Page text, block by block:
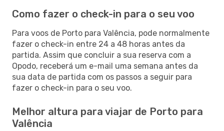
Como fazer o check-in para o seu voo
Para voos de Porto para Valência, pode normalmente
fazer o check-in entre 24 a 48 horas antes da
partida. Assim que concluir a sua reserva com a
Opodo, receberá um e-mail uma semana antes da
sua data de partida com os passos a seguir para
fazer o check-in para o seu voo.
Melhor altura para viajar de Porto para
Valência